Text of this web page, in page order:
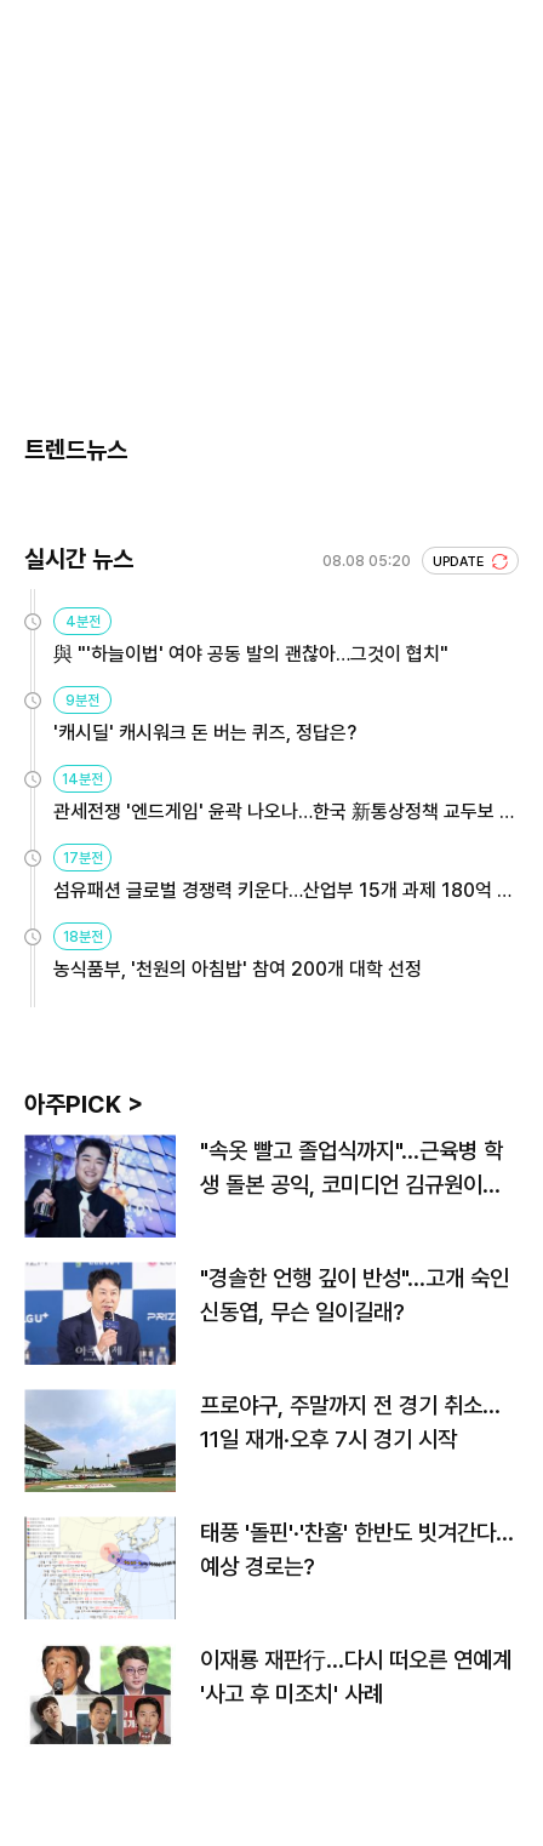
트렌드뉴스
실시간 뉴스 08.08 05:20 UPDATE
4분전
與 "'하늘이법' 여야 공동 발의 괜찮아…그것이 협치"
9분전
'캐시딜' 캐시워크 돈 버는 퀴즈, 정답은?
14분전
관세전쟁 '엔드게임' 윤곽 나오나…한국 新통상정책 교두보 활
용해야
17분전
섬유패션 글로벌 경쟁력 키운다…산업부 15개 과제 180억 지
원
18분전
농식품부, '천원의 아침밥' 참여 200개 대학 선정
아주PICK >
"속옷 빨고 졸업식까지"…근육병 학
생 돌본 공익, 코미디언 김규원이었
"경솔한 언행 깊이 반성"…고개 숙인
신동엽, 무슨 일이길래?
프로야구, 주말까지 전 경기 취소…
11일 재개·오후 7시 경기 시작
태풍 '돌핀'·'찬홈' 한반도 빗겨간다…
예상 경로는?
이재룡 재판行…다시 떠오른 연예계
'사고 후 미조치' 사례